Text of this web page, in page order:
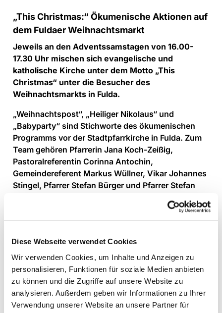
Diese Webseite verwendet Cookies
Wir verwenden Cookies, um Inhalte und Anzeigen zu
personalisieren, Funktionen für soziale Medien anbieten
zu können und die Zugriffe auf unsere Website zu
analysieren. Außerdem geben wir Informationen zu Ihrer
Verwendung unserer Website an unsere Partner für
„This Christmas:“ Ökumenische Aktionen auf
dem Fuldaer Weihnachtsmarkt
Jeweils an den Adventssamstagen von 16.00-
17.30 Uhr mischen sich evangelische und
katholische Kirche unter dem Motto „This
Christmas“ unter die Besucher des
Weihnachtsmarkts in Fulda.
„Weihnachtspost“, „Heiliger Nikolaus“ und
„Babyparty“ sind Stichworte des ökumenischen
Programms vor der Stadtpfarrkirche in Fulda. Zum
Team gehören Pfarrerin Jana Koch-Zeißig,
Pastoralreferentin Corinna Antochin,
Gemeindereferent Markus Wüllner, Vikar Johannes
Stingel, Pfarrer Stefan Bürger und Pfarrer Stefan
Ehrenamtlichen für das Programm verantwortlich
sind.
Am Samstag 30.11.24 können die
Weihnachtsmarktbesucher auf der Treppe der
Stadtpfarrkirche ihrer Kreativität bei der
„Weihnachtspost“ freien Lauf lassen. Am Tag nach
Nikolaus, 7.12.2024, wird von 16.00-17.30 Uhr der
„Heilige Nikolaus“ zu treffen sein. Er steht für